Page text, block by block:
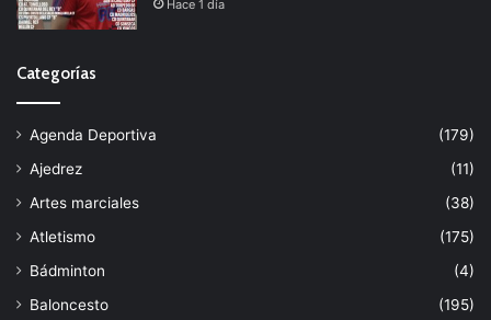
Hace 1 día
Categorías
Agenda Deportiva
(179)
Ajedrez
(11)
Artes marciales
(38)
Atletismo
(175)
Bádminton
(4)
Baloncesto
(195)